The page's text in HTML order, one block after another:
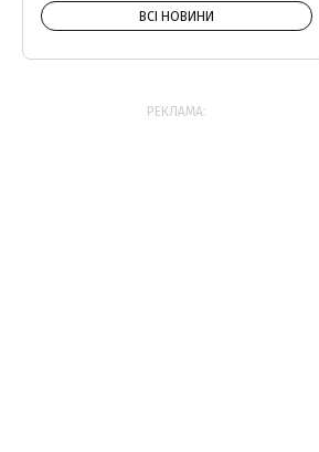
ВСІ НОВИНИ
РЕКЛАМА: